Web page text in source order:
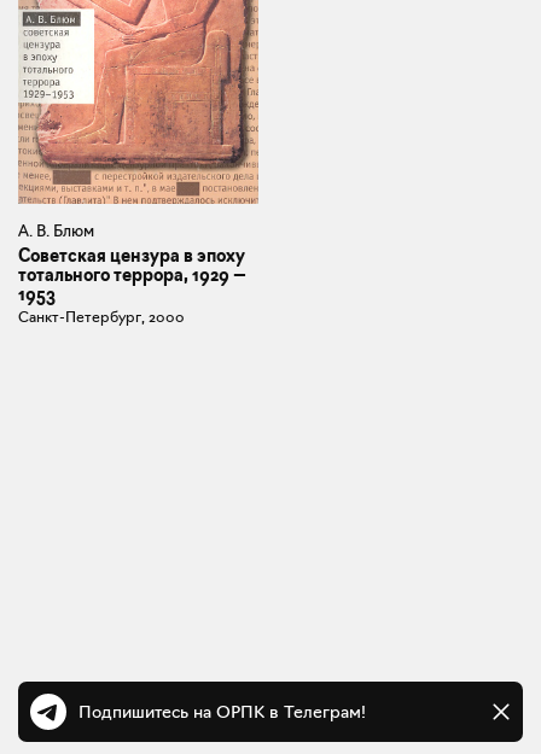
А. В. Блюм
Советская цензура в эпоху
тотального террора, 1929 —
1953
Санкт-Петербург, 2000
Подпишитесь на ОРПК в Телеграм!